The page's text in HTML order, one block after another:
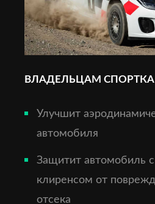
ВЛАДЕЛЬЦАМ
Улучшит
автомобиля
Защитит автомобиль
клиренсом от
отсека